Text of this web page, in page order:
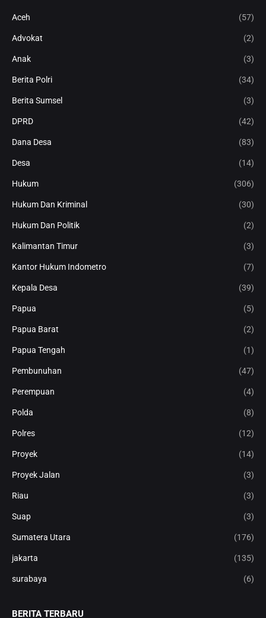
Aceh (57)
Advokat (2)
Anak (3)
Berita Polri (34)
Berita Sumsel (3)
DPRD (42)
Dana Desa (83)
Desa (14)
Hukum (306)
Hukum Dan Kriminal (30)
Hukum Dan Politik (2)
Kalimantan Timur (3)
Kantor Hukum Indometro (7)
Kepala Desa (39)
Papua (5)
Papua Barat (2)
Papua Tengah (1)
Pembunuhan (47)
Perempuan (4)
Polda (8)
Polres (12)
Proyek (14)
Proyek Jalan (3)
Riau (3)
Suap (3)
Sumatera Utara (176)
jakarta (135)
surabaya (6)
BERITA TERBARU